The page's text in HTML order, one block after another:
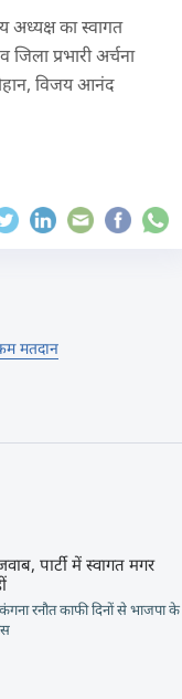
अध्यक्ष का स्वागत
प्रभारी अर्चना
विजय आनंद
मतदान
पार्टी में स्वागत मगर
रनौत काफी दिनों से भाजपा के